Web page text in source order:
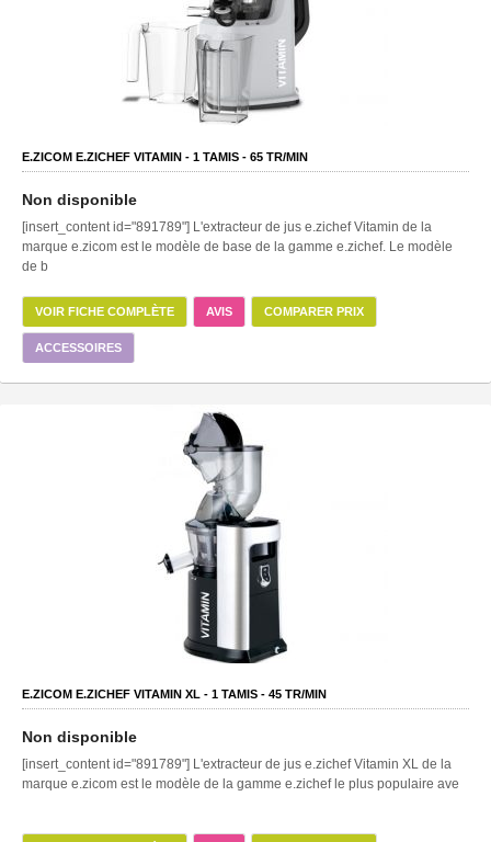
E.ZICOM E.ZICHEF VITAMIN - 1 TAMIS - 65 TR/MIN
Non disponible
[insert_content id="891789"] L'extracteur de jus e.zichef Vitamin de la
marque e.zicom est le modèle de base de la gamme e.zichef. Le modèle
de b
VOIR FICHE COMPLÈTE AVIS COMPARER PRIX
ACCESSOIRES
E.ZICOM E.ZICHEF VITAMIN XL - 1 TAMIS - 45 TR/MIN
Non disponible
[insert_content id="891789"] L'extracteur de jus e.zichef Vitamin XL de la
marque e.zicom est le modèle de la gamme e.zichef le plus populaire ave